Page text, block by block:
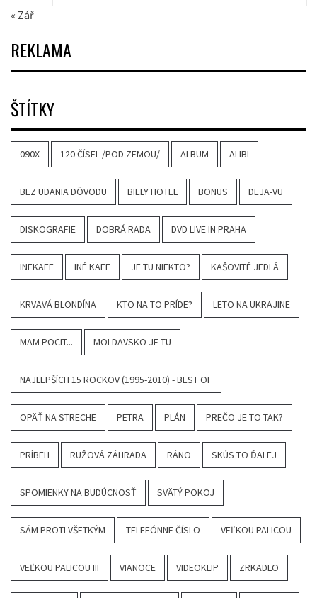
« Zář
REKLAMA
ŠTÍTKY
090X 120 ČÍSEL /POD ZEMOU/ ALBUM ALIBI
BEZ UDANIA DÔVODU BIELY HOTEL BONUS DEJA-VU
DISKOGRAFIE DOBRÁ RADA DVD LIVE IN PRAHA
INEKAFE INÉ KAFE JE TU NIEKTO? KAŠOVITÉ JEDLÁ
KRVAVÁ BLONDÍNA KTO NA TO PRÍDE? LETO NA UKRAJINE
MAM POCIT... MOLDAVSKO JE TU
NAJLEPŠÍCH 15 ROCKOV (1995-2010) - BEST OF
OPÄŤ NA STRECHE PETRA PLÁN PREČO JE TO TAK?
PRÍBEH RUŽOVÁ ZÁHRADA RÁNO SKÚS TO ĎALEJ
SPOMIENKY NA BUDÚCNOSŤ SVÄTÝ POKOJ
SÁM PROTI VŠETKÝM TELEFÓNNE ČÍSLO VEĽKOU PALICOU
VEĽKOU PALICOU III VIANOCE VIDEOKLIP ZRKADLO